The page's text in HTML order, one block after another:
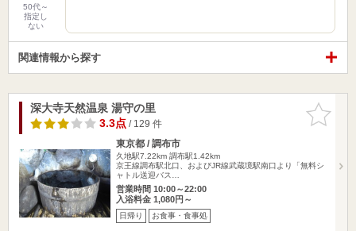
50代～
指定し
ない
関連情報から探す
お気に入
りに追加
深大寺天然温泉 湯守の里
3.3点/ 129 件
東京都 / 調布市
久地駅7.22km 調布駅1.42km
京王線調布駅北口、およびJR線武蔵境駅南口より「無料シ
ャトル送迎バス…
営業時間 10:00～22:00
入浴料金 1,080円～
日帰り お食事・食事処